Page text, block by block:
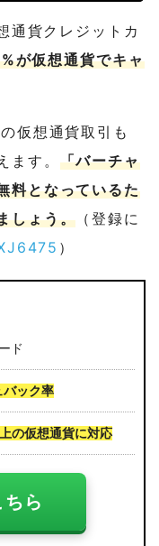
通貨クレジットカ
が仮想通貨でキャ
仮想通貨取引も
ます。 「バーチャ
料となっているた
しょう。 （登録に
）
ド
バック率
の仮想通貨に対応
ら